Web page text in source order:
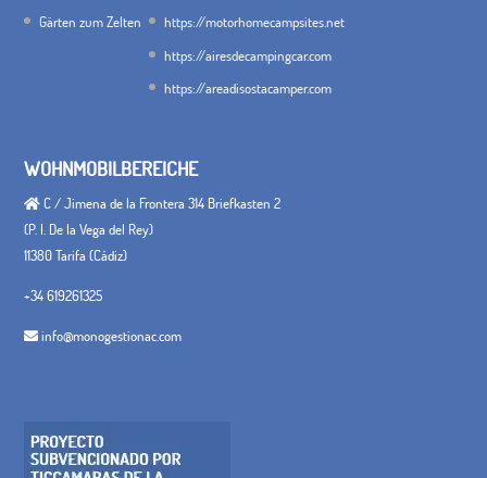
Gärten zum Zelten
https://motorhomecampsites.net
https://airesdecampingcar.com
https://areadisostacamper.com
WOHNMOBILBEREICHE
C / Jimena de la Frontera 314 Briefkasten 2
(P. I. De la Vega del Rey)
11380 Tarifa (Cádiz)
+34 619261325
info@monogestionac.com